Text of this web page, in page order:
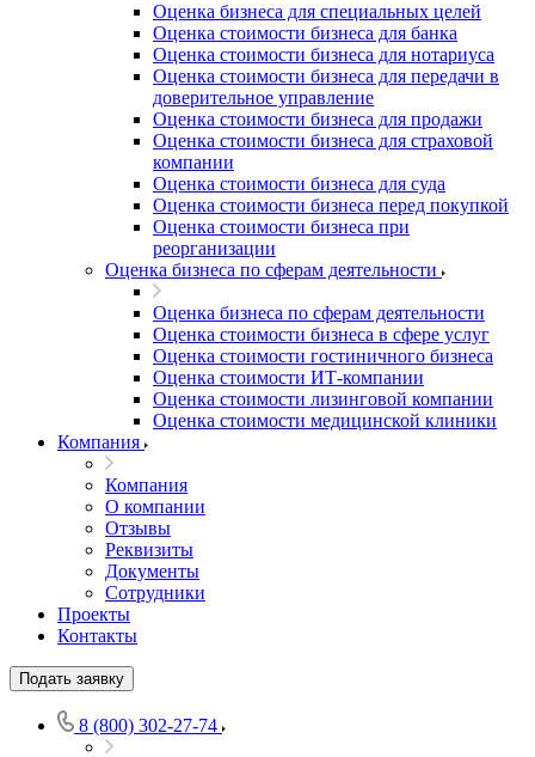
Оценка бизнеса для специальных целей
Оценка стоимости бизнеса для банка
Оценка стоимости бизнеса для нотариуса
Оценка стоимости бизнеса для передачи в
доверительное управление
Оценка стоимости бизнеса для продажи
Оценка стоимости бизнеса для страховой
компании
Оценка стоимости бизнеса для суда
Оценка стоимости бизнеса перед покупкой
Оценка стоимости бизнеса при
реорганизации
Оценка бизнеса по сферам деятельности
Оценка бизнеса по сферам деятельности
Оценка стоимости бизнеса в сфере услуг
Оценка стоимости гостиничного бизнеса
Оценка стоимости ИТ-компании
Оценка стоимости лизинговой компании
Оценка стоимости медицинской клиники
Компания
Компания
О компании
Отзывы
Реквизиты
Документы
Сотрудники
Проекты
Контакты
Подать заявку
8 (800) 302-27-74